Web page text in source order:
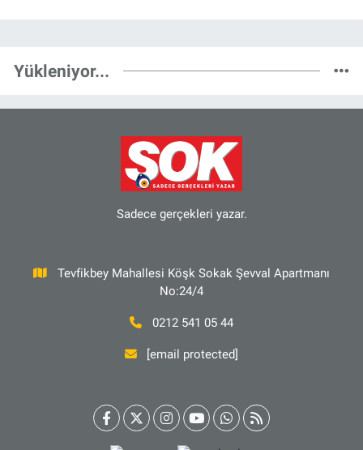
Yükleniyor...
Sadece gerçekleri yazar.
Tevfikbey Mahallesi Köşk Sokak Şevval Apartmanı
No:24/4
0212 541 05 44
[email protected]